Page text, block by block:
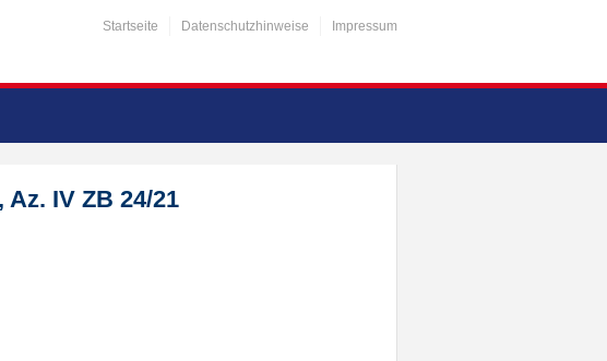
Startseite Datenschutzhinweise Impressum
IV ZB 24/21